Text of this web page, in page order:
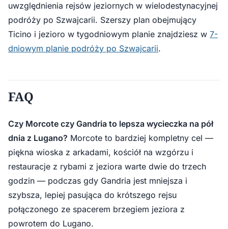
uwzględnienia rejsów jeziornych w wielodestynacyjnej
podróży po Szwajcarii. Szerszy plan obejmujący
Ticino i jezioro w tygodniowym planie znajdziesz w 7-
dniowym planie podróży po Szwajcarii.
FAQ
Czy Morcote czy Gandria to lepsza wycieczka na pół
dnia z Lugano? Morcote to bardziej kompletny cel —
piękna wioska z arkadami, kościół na wzgórzu i
restauracje z rybami z jeziora warte dwie do trzech
godzin — podczas gdy Gandria jest mniejsza i
szybsza, lepiej pasująca do krótszego rejsu
połączonego ze spacerem brzegiem jeziora z
powrotem do Lugano.